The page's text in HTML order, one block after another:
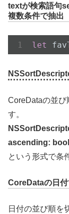
textが検索語句
複数条件で抽出
let
CoreDataの並び
す。
ascending:
という形式で条
CoreDataの日
日付の並び順を